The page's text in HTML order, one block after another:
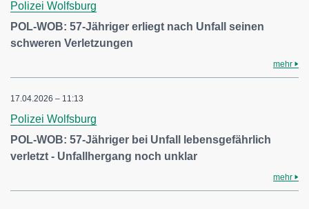
Polizei Wolfsburg
POL-WOB: 57-Jähriger erliegt nach Unfall seinen
schweren Verletzungen
mehr
17.04.2026 – 11:13
Polizei Wolfsburg
POL-WOB: 57-Jähriger bei Unfall lebensgefährlich
verletzt - Unfallhergang noch unklar
mehr